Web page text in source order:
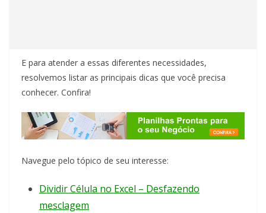
E para atender a essas diferentes necessidades,
resolvemos listar as principais dicas que você precisa
conhecer. Confira!
Navegue pelo tópico de seu interesse:
Dividir Célula no Excel – Desfazendo
mesclagem